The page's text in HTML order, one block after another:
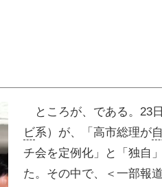
ところが、である。23
ビ系）が、「高市総理が
チ会を定例化」と「独自」
た。その中で、＜一部報